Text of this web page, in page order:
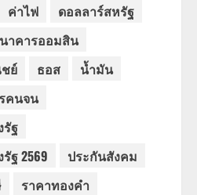
ค่าไฟ
ดอลลาร์สหรัฐ
าคารออมสิน
ย์
ธอส
น้ำมัน
คนจน
ฐ
ฐ 2569
ประกันสังคม
ราคาทองคำ